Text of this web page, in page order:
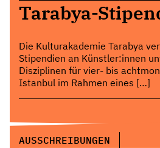
Tarabya-
Die Kulturakademie Tarabya
Stipendien an Künstler:innen
Disziplinen für vier- bis
Istanbul im Rahmen eines […]
AUSSCHREIBUNGEN